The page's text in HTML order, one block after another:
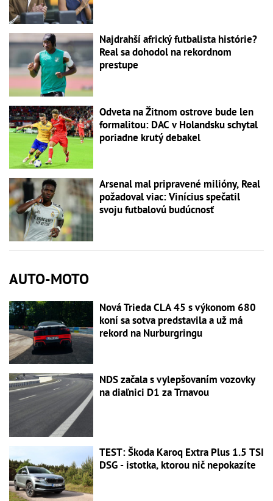
Najdrahší africký futbalista histórie?
Real sa dohodol na rekordnom
prestupe
Odveta na Žitnom ostrove bude len
formalitou: DAC v Holandsku schytal
poriadne krutý debakel
Arsenal mal pripravené milióny, Real
požadoval viac: Vinícius spečatil
svoju futbalovú budúcnosť
AUTO-MOTO
Nová Trieda CLA 45 s výkonom 680
koní sa sotva predstavila a už má
rekord na Nurburgringu
NDS začala s vylepšovaním vozovky
na diaľnici D1 za Trnavou
TEST: Škoda Karoq Extra Plus 1.5 TSI
DSG - istotka, ktorou nič nepokazíte